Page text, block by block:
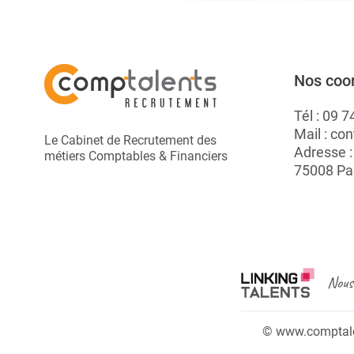
Le Cabinet de Recrutement des
métiers Comptables & Financiers
Nos
Tél : 09
Mail :
Adresse
75008
©